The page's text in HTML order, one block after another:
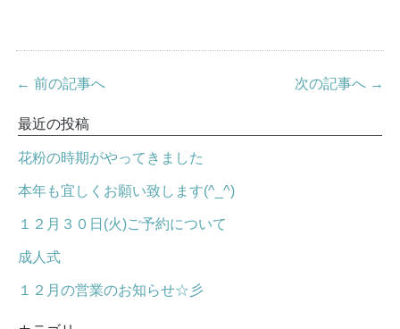
← 前の記事へ 次の記事へ →
最近の投稿
花粉の時期がやってきました
本年も宜しくお願い致します(^_^)
１２月３０日(火)ご予約について
成人式
１２月の営業のお知らせ☆彡